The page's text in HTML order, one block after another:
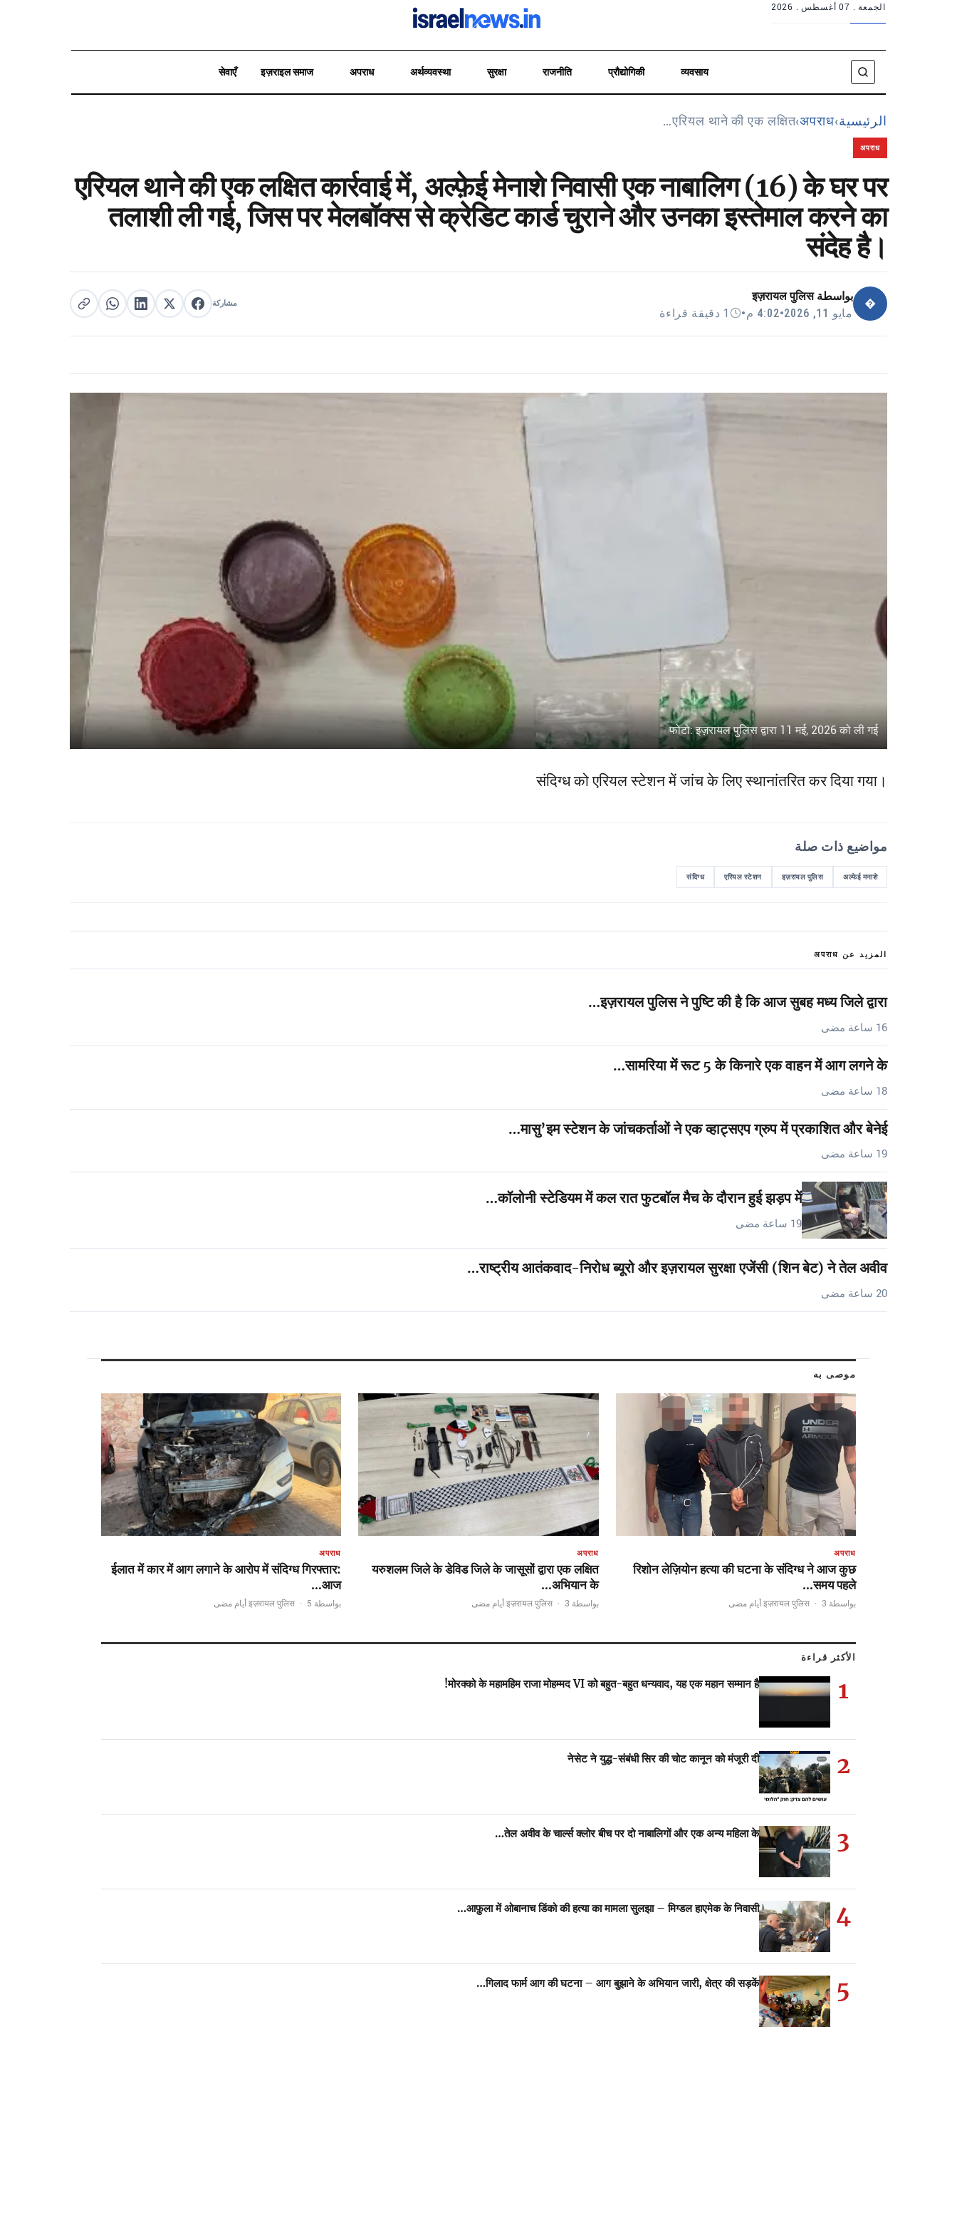
الجمعة . 07 أغسطس . 2026
व्यवसाय
प्रौद्योगिकी
राजनीति
सुरक्षा
अर्थव्यवस्था
अपराध
इज़राइल समाज
सेवाएँ
الرئيسية›
अपराध
›
एरियल थाने की एक लक्षित…
अपराध
एरियल थाने की एक लक्षित कार्रवाई में, अल्फ़ेई मेनाशे निवासी एक नाबालिग (16) के घर पर
तलाशी ली गई, जिस पर मेलबॉक्स से क्रेडिट कार्ड चुराने और उनका इस्तेमाल करने का
संदेह है।
�
بواسطةइज़रायल पुलिस
مايو 11, 2026
•4:02 م • 1 دقيقة قراءة
مشاركة مشاركة على فيسبوك
مشاركة على Xمشاركة على لينكد إن
مشاركة على واتساب
نسخ الرابط
फोटो: इज़रायल पुलिस द्वारा 11 मई, 2026 को ली गई
संदिग्ध को एरियल स्टेशन में जांच के लिए स्थानांतरित कर दिया गया।
مواضيع ذات صلة
अल्फेई मनाशे
इज़रायल पुलिस
एरियल स्टेशन
संदिग्ध
المزيد عن अपराध
इज़रायल पुलिस ने पुष्टि की है कि आज सुबह मध्य जिले द्वारा…
16 ساعة مضى
सामरिया में रूट 5 के किनारे एक वाहन में आग लगने के…
18 ساعة مضى
मासु’इम स्टेशन के जांचकर्ताओं ने एक व्हाट्सएप ग्रुप में प्रकाशित और बेनेई…
19 ساعة مضى
कॉलोनी स्टेडियम में कल रात फुटबॉल मैच के दौरान हुई झड़प में…
19 ساعة مضى
राष्ट्रीय आतंकवाद-निरोध ब्यूरो और इज़रायल सुरक्षा एजेंसी (शिन बेट) ने तेल अवीव…
20 ساعة مضى
موصى به
अपराध
रिशोन लेज़ियोन हत्या की घटना के संदिग्ध ने आज कुछ
समय पहले…
بواسطة इज़रायल पुलिस · 3 أيام مضى
अपराध
यरुशलम जिले के डेविड जिले के जासूसों द्वारा एक लक्षित
अभियान के…
بواسطة इज़रायल पुलिस · 3 أيام مضى
अपराध
ईलात में कार में आग लगाने के आरोप में संदिग्ध गिरफ्तार:
आज…
بواسطة इज़रायल पुलिस · 5 أيام مضى
الأكثر قراءة
1
मोरक्को के महामहिम राजा मोहम्मद VI को बहुत-बहुत धन्यवाद, यह एक महान सम्मान है!
2
नेसेट ने युद्ध-संबंधी सिर की चोट कानून को मंजूरी दी
3
तेल अवीव के चार्ल्स क्लोर बीच पर दो नाबालिगों और एक अन्य महिला के…
4
आफ़ुला में ओबानाच डिंको की हत्या का मामला सुलझा – मिग्डल हाएमेक के निवासी…
5
गिलाद फार्म आग की घटना – आग बुझाने के अभियान जारी, क्षेत्र की सड़कें…